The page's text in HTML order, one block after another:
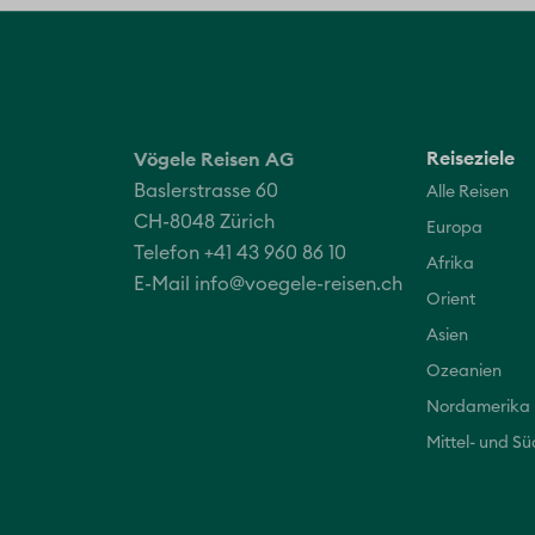
Vögele Reisen AG
Baslerstrasse 60
CH-8048 Zürich
Telefon +41 43 960 86 10
E-Mail info@voegele-reisen.ch
Reiseziele
Alle Reisen
Europa
Afrika
Orient
Asien
Ozeanien
Nordamerika
Mittel- und